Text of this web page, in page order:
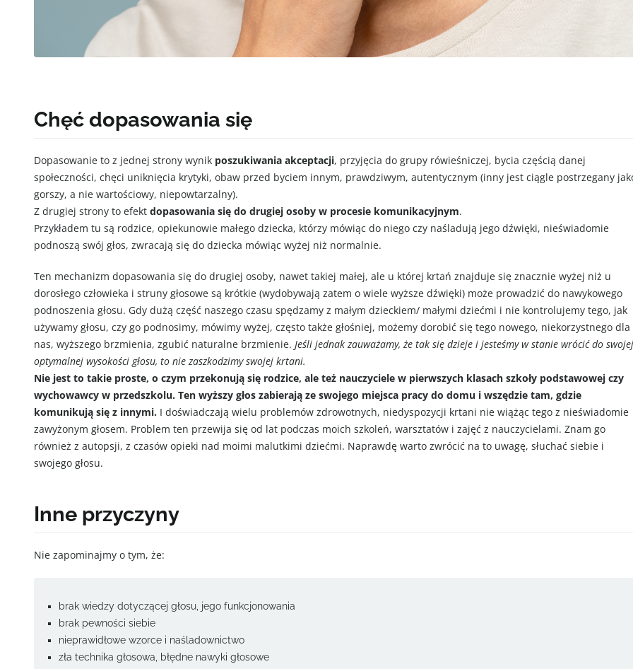
Chęć dopasowania się
Dopasowanie to z jednej strony wynik poszukiwania akceptacji, przyjęcia do grupy rówieśniczej, bycia częścią danej
społeczności, chęci uniknięcia krytyki, obaw przed byciem innym, prawdziwym, autentycznym (inny jest ciągle postrzegany
gorszy, a nie wartościowy, niepowtarzalny).
Z drugiej strony to efekt dopasowania się do drugiej osoby w procesie komunikacyjnym.
Przykładem tu są rodzice, opiekunowie małego dziecka, którzy mówiąc do niego czy naśladują jego dźwięki, nieświadomie
podnoszą swój głos, zwracają się do dziecka mówiąc wyżej niż normalnie.
Ten mechanizm dopasowania się do drugiej osoby, nawet takiej małej, ale u której krtań znajduje się znacznie wyżej niż u
dorosłego człowieka i struny głosowe są krótkie (wydobywają zatem o wiele wyższe dźwięki) może prowadzić do nawykowego
podnoszenia głosu. Gdy dużą część naszego czasu spędzamy z małym dzieckiem/ małymi dziećmi i nie kontrolujemy tego, jak
używamy głosu, czy go podnosimy, mówimy wyżej, często także głośniej, możemy dorobić się tego nowego, niekorzystnego dla
nas, wyższego brzmienia, zgubić naturalne brzmienie. Jeśli jednak zauważamy, że tak się dzieje i jesteśmy w stanie wrócić do swojej
optymalnej wysokości głosu, to nie zaszkodzimy swojej krtani.
Nie jest to takie proste, o czym przekonują się rodzice, ale też nauczyciele w pierwszych klasach szkoły podstawowej czy
wychowawcy w przedszkolu. Ten wyższy głos zabierają ze swojego miejsca pracy do domu i wszędzie tam, gdzie
komunikują się z innymi. I doświadczają wielu problemów zdrowotnych, niedyspozycji krtani nie wiążąc tego z nieświadomie
zawyżonym głosem. Problem ten przewija się od lat podczas moich szkoleń, warsztatów i zajęć z nauczycielami. Znam go
również z autopsji, z czasów opieki nad moimi malutkimi dziećmi. Naprawdę warto zwrócić na to uwagę, słuchać siebie i
swojego głosu.
Inne przyczyny
Nie zapominajmy o tym, że:
brak wiedzy dotyczącej głosu, jego funkcjonowania
brak pewności siebie
nieprawidłowe wzorce i naśladownictwo
zła technika głosowa, błędne nawyki głosowe